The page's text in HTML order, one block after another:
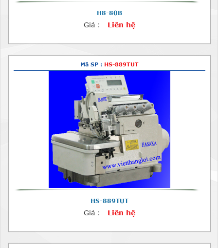
H8-80B
Giá : Liên hệ
Mã SP : HS-889TUT
HS-889TUT
Giá : Liên hệ